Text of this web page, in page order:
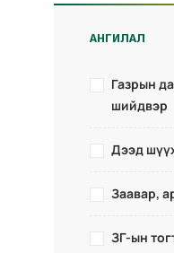
АНГИЛАЛ
Газрын
шийдвэр
Дээд
Заавар,
ЗГ-ын